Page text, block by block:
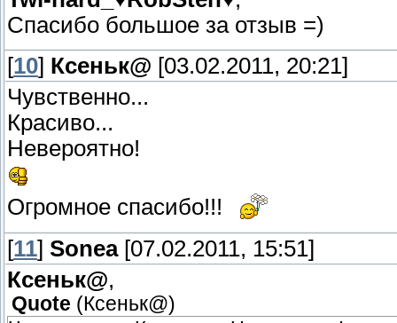
Спасибо большое за отзыв =)
[10] Ксеньк@ [03.02.2011, 20:21]
Чувственно...
Красиво...
Невероятно!
Огромное спасибо!!!
[11] Sonea[07.02.2011, 15:51]
Ксеньк@,
Quote ( Ксеньк@)